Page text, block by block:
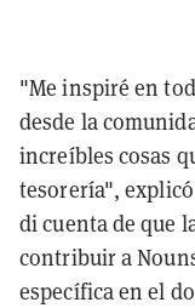
"Me inspiré en
desde la
increíbles cosas
tesorería", explicó
di cuenta de que
contribuir a
específica en el